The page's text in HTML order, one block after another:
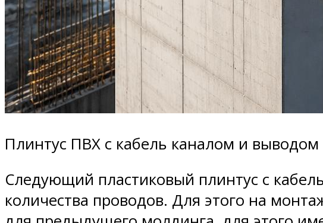
Плинтус ПВХ с кабель каналом и
Следующий пластиковый плинтус с
количества проводов. Для этого на